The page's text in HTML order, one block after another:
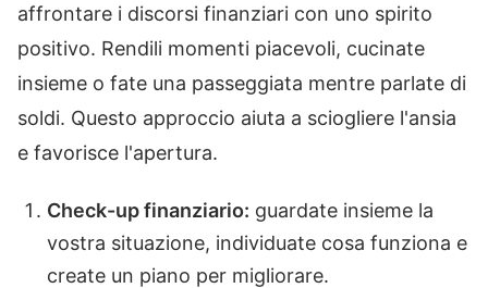
affrontare i discorsi finanziari con uno spirito
positivo. Rendili momenti piacevoli, cucinate
insieme o fate una passeggiata mentre parlate di
soldi. Questo approccio aiuta a sciogliere l'ansia
e favorisce l'apertura.
Check-up finanziario: guardate insieme la
vostra situazione, individuate cosa funziona e
create un piano per migliorare.